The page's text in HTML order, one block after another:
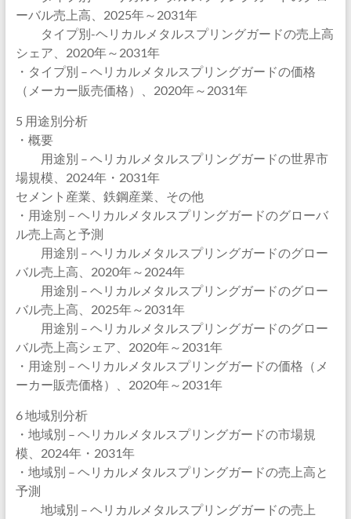
ーバル売上高、2025年～2031年
タイプ別-ヘリカルメタルスプリングガードの売上高
シェア、2020年～2031年
・タイプ別 – ヘリカルメタルスプリングガードの価格
（メーカー販売価格）、2020年～2031年
5 用途別分析
・概要
用途別 – ヘリカルメタルスプリングガードの世界市
場規模、2024年・2031年
セメント産業、鉄鋼産業、その他
・用途別 – ヘリカルメタルスプリングガードのグローバ
ル売上高と予測
用途別 – ヘリカルメタルスプリングガードのグロー
バル売上高、2020年～2024年
用途別 – ヘリカルメタルスプリングガードのグロー
バル売上高、2025年～2031年
用途別 – ヘリカルメタルスプリングガードのグロー
バル売上高シェア、2020年～2031年
・用途別 – ヘリカルメタルスプリングガードの価格（メ
ーカー販売価格）、2020年～2031年
6 地域別分析
・地域別 – ヘリカルメタルスプリングガードの市場規
模、2024年・2031年
・地域別 – ヘリカルメタルスプリングガードの売上高と
予測
地域別 – ヘリカルメタルスプリングガードの売上